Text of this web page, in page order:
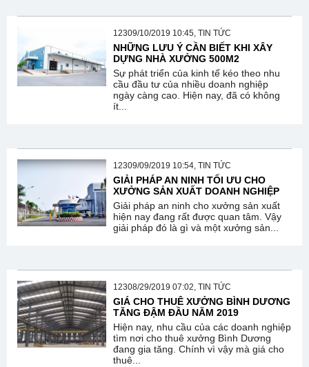
12309/10/2019 10:45, TIN TỨC
NHỮNG LƯU Ý CẦN BIẾT KHI XÂY
DỰNG NHÀ XƯỞNG 500M2
Sự phát triển của kinh tế kéo theo nhu
cầu đầu tư của nhiều doanh nghiệp
ngày càng cao. Hiện nay, đã có không
ít...
12309/09/2019 10:54, TIN TỨC
GIẢI PHÁP AN NINH TỐI ƯU CHO
XƯỞNG SẢN XUẤT DOANH NGHIỆP
Giải pháp an ninh cho xưởng sản xuất
hiện nay đang rất được quan tâm. Vậy
giải pháp đó là gì và một xưởng sản...
12308/29/2019 07:02, TIN TỨC
GIÁ CHO THUÊ XƯỞNG BÌNH DƯƠNG
TĂNG ĐẬM ĐẦU NĂM 2019
Hiện nay, nhu cầu của các doanh nghiệp
tìm nơi cho thuê xưởng Bình Dương
đang gia tăng. Chính vì vậy mà giá cho
thuê...